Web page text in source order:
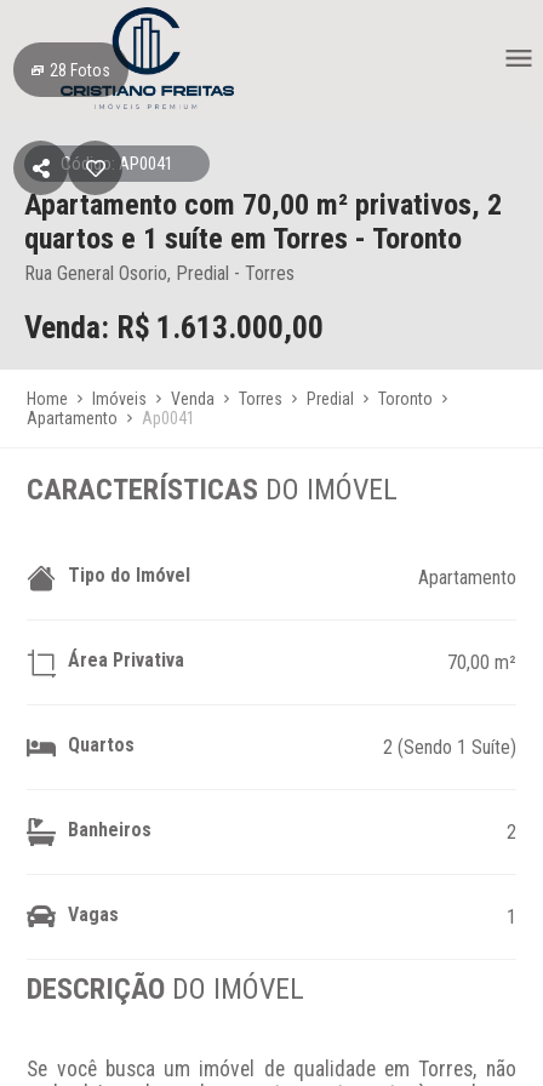
28 Fotos
Código: AP0041
Apartamento com 70,00 m² privativos, 2
quartos e 1 suíte em Torres - Toronto
Rua General Osorio, Predial - Torres
Venda: R$ 1.613.000,00
Home Imóveis Venda Torres Predial
Toronto
Apartamento
Ap0041
CARACTERÍSTICAS DO IMÓVEL
Tipo do Imóvel Apartamento
Área Privativa 70,00 m²
Quartos 2 (Sendo 1 Suíte)
Banheiros 2
Vagas 1
DESCRIÇÃO DO IMÓVEL
Se você busca um imóvel de qualidade em Torres, não